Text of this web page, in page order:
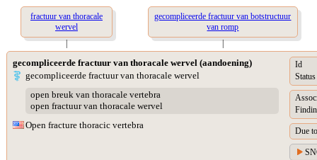
fractuur van thoracale
wervel
gecompliceerde fractuur van botstructuur
van romp
|
|
gecompliceerde fractuur van thoracale wervel (aandoening)
gecompliceerde fractuur van thoracale wervel
open breuk van thoracale vertebra
open fractuur van thoracale wervel
Open fracture thoracic vertebra
Id
Status
Due to